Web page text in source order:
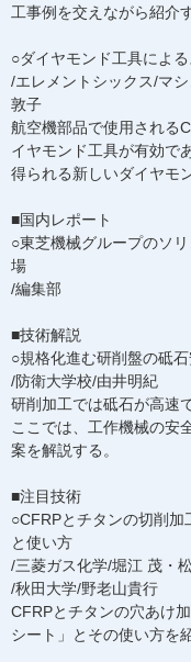
工事例を交えながら紹介
○ダイヤモンド工具によ
/エレメントシックス/マ
敦子
航空機部品で使用される
イヤモンド工具が有効で
得られる新しいダイヤモ
■国内レポート
○東芝機械グループのソ
場
/編集部
■技術解説
○規格化進む研削盤の砥
/防衛大学校/由井明紀
研削加工では砥石が高速
ここでは、工作機械の
案を解説する。
■注目技術
○CFRPとチタンの切削
と使い方
/三菱ガス化学/堀江 茂・
/秋田大学/野老山貴行
CFRPとチタンの穴あけ
シート」とその使い方を